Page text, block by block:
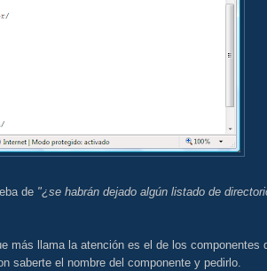
de "¿se habrán dejado algún listado de
más llama la atención es el de los componentes
saberte el nombre del componente y pedirlo.